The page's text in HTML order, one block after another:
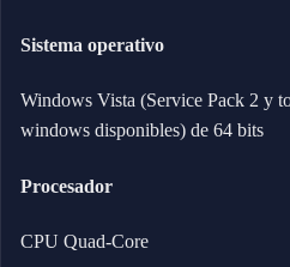
Sistema operativo
Windows Vista (Service Pack 2 y
windows disponibles) de 64 bits
Procesador
CPU Quad-Core